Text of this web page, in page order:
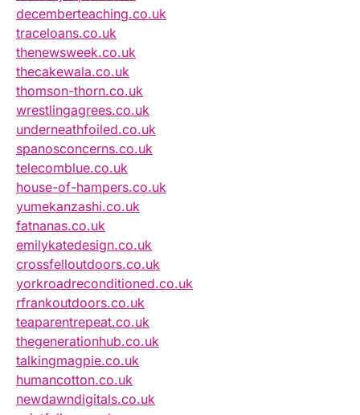
decemberteaching.co.uk
traceloans.co.uk
thenewsweek.co.uk
thecakewala.co.uk
thomson-thorn.co.uk
wrestlingagrees.co.uk
underneathfoiled.co.uk
spanosconcerns.co.uk
telecomblue.co.uk
house-of-hampers.co.uk
yumekanzashi.co.uk
fatnanas.co.uk
emilykatedesign.co.uk
crossfelloutdoors.co.uk
yorkroadreconditioned.co.uk
rfrankoutdoors.co.uk
teaparentrepeat.co.uk
thegenerationhub.co.uk
talkingmagpie.co.uk
humancotton.co.uk
newdawndigitals.co.uk